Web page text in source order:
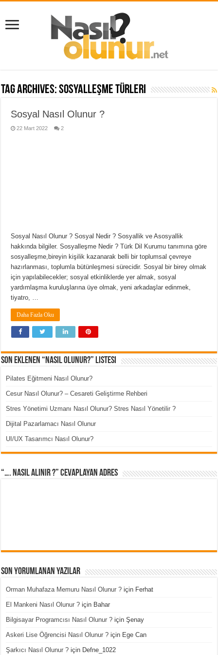
Tag Archives:sosyalleşme türleri
Sosyal Nasıl Olunur ?
22 Mart 2022 2
Sosyal Nasıl Olunur ? Sosyal Nedir ? Sosyallik ve Asosyallik
hakkında bilgiler. Sosyalleşme Nedir ? Türk Dil Kurumu tanımına göre
sosyalleşme,bireyin kişilik kazanarak belli bir toplumsal çevreye
hazırlanması, toplumla bütünleşmesi sürecidir. Sosyal bir birey olmak
için yapılabilecekler; sosyal etkinliklerde yer almak, sosyal
yardımlaşma kuruluşlarına üye olmak, yeni arkadaşlar edinmek,
tiyatro, …
Daha Fazla Oku
Son Eklenen “Nasıl Olunur?” Listesi
Pilates Eğitmeni Nasıl Olunur?
Cesur Nasıl Olunur? – Cesareti Geliştirme Rehberi
Stres Yönetimi Uzmanı Nasıl Olunur? Stres Nasıl Yönetilir ?
Dijital Pazarlamacı Nasıl Olunur
UI/UX Tasarımcı Nasıl Olunur?
“…. Nasıl Alınır ?” cevaplayan adres
Son Yorumlanan Yazılar
Orman Muhafaza Memuru Nasıl Olunur ? için Ferhat
El Mankeni Nasıl Olunur ? için Bahar
Bilgisayar Programcısı Nasıl Olunur ? içinŞenay
Askeri Lise Öğrencisi Nasıl Olunur ? için Ege Can
Şarkıcı Nasıl Olunur ? için Defne_1022